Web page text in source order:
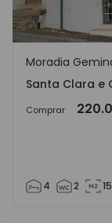
Santa Clara e
Moradia
Santa Clara e
Comprar
4 2